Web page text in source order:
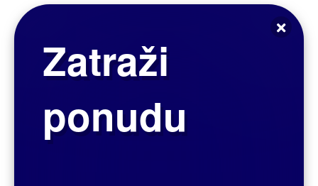
Što pokriva putno osiguranje i kad ga uzeti
Putno osiguranje pokriva nezgode koje se dogode na putovanju izvan
Republike Hrvatske i koje za posljedicu imaju smrt ili invalidnost. Pokriveni
su i troškovi nužnog liječenja u inozemstvu, hitni troškovi transporta,
troškovi tumača i pravne pomoći. Preporučujemo Vam da osiguranje
ugovorite već prilikom rezervacije putovanja.
Ugovorite putno osiguranje online uz dodatno pokriće troškova liječenja